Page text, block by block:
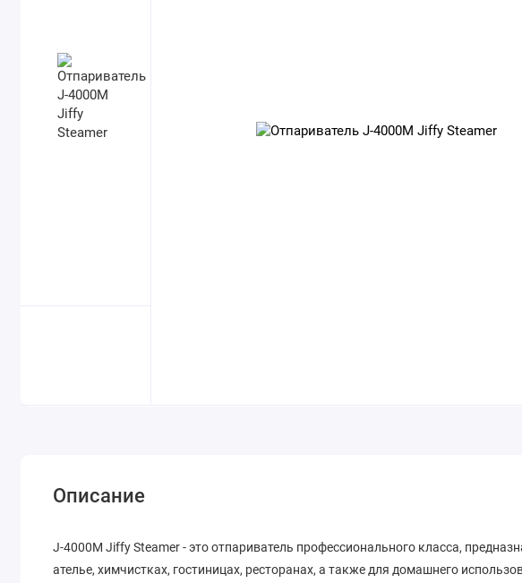
Описание
J-4000M Jiffy Steamer - это отпариватель профессионального класса,
ателье, химчистках, гостиницах, ресторанах, а также для домашнего